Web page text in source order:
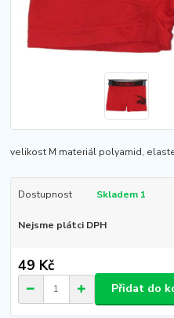
velikost M materiál polyamid,
Dostupnost Skladem 1
Nejsme plátci DPH
49 Kč
Přidat do